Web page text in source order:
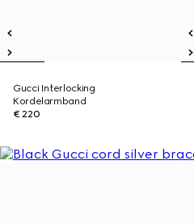
Gucci Interlocking
Kordelarmband
€ 220